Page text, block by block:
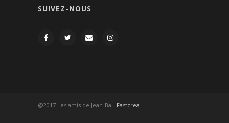
SUIVEZ-NOUS
@2017 Les amis de Jean-Ba - Fastcrea